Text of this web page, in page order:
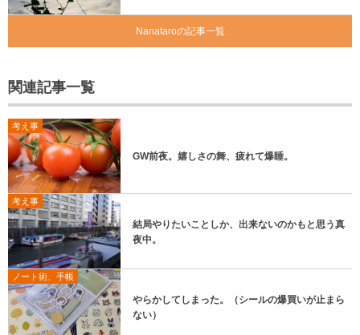
Nanataroの記事一覧
関連記事一覧
考え事
GW前夜。嬉しさの舞、疲れて爆睡。
考え事
結局やりたいことしか、出来ないのかもと思う真
夜中。
ノート術、手帳
やらかしてしまった。（シールの爆買いが止まら
ない）